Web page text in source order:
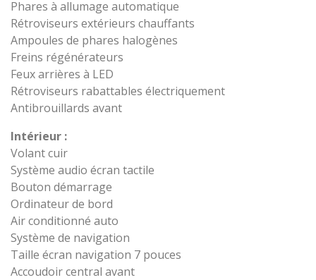
Phares à allumage automatique
Rétroviseurs extérieurs chauffants
Ampoules de phares halogènes
Freins régénérateurs
Feux arrières à LED
Rétroviseurs rabattables électriquement
Antibrouillards avant
Intérieur :
Volant cuir
Système audio écran tactile
Bouton démarrage
Ordinateur de bord
Air conditionné auto
Système de navigation
Taille écran navigation 7 pouces
Accoudoir central avant